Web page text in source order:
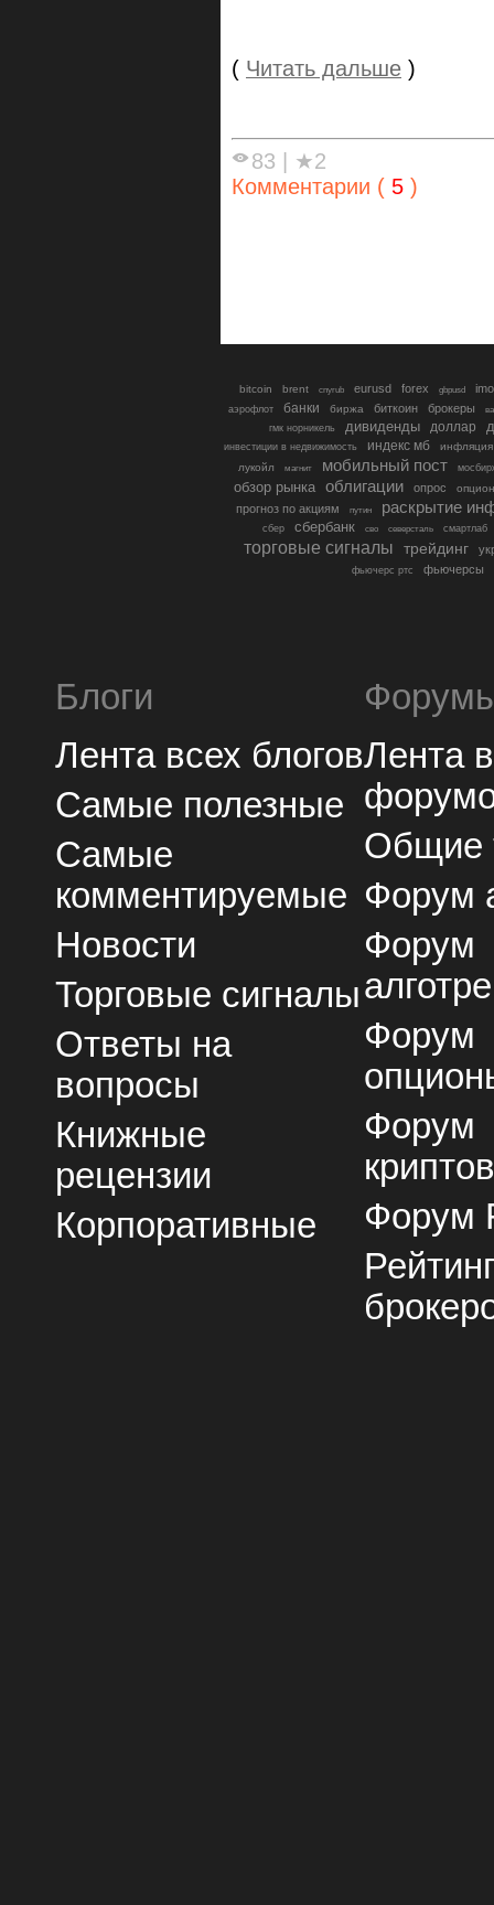
( Читать дальше )
83 | ★2
Комментарии ( 5 )
bitcoin brent cnyrub eurusd forex gbpusd
аэрофлот банки биржа биткоин брокеры
гмк норникель
дивиденды доллар
инвестиции в недвижимость индекс мб
инфляция
лукойл
магнит мобильный пост
обзор рынка облигации опрос
прогноз по акциям путин раскрытие
сбер сбербанк сво северсталь смартлаб
торговые сигналы трейдинг
фьючерс ртс фьючерсы
Блоги
Лента всех блогов
Самые полезные
Самые
комментируемые
Новости
Торговые сигналы
Ответы на
вопросы
Книжные
рецензии
Корпоративные
Лента
Общие
Форум
Форум
Форум
Форум
Форум